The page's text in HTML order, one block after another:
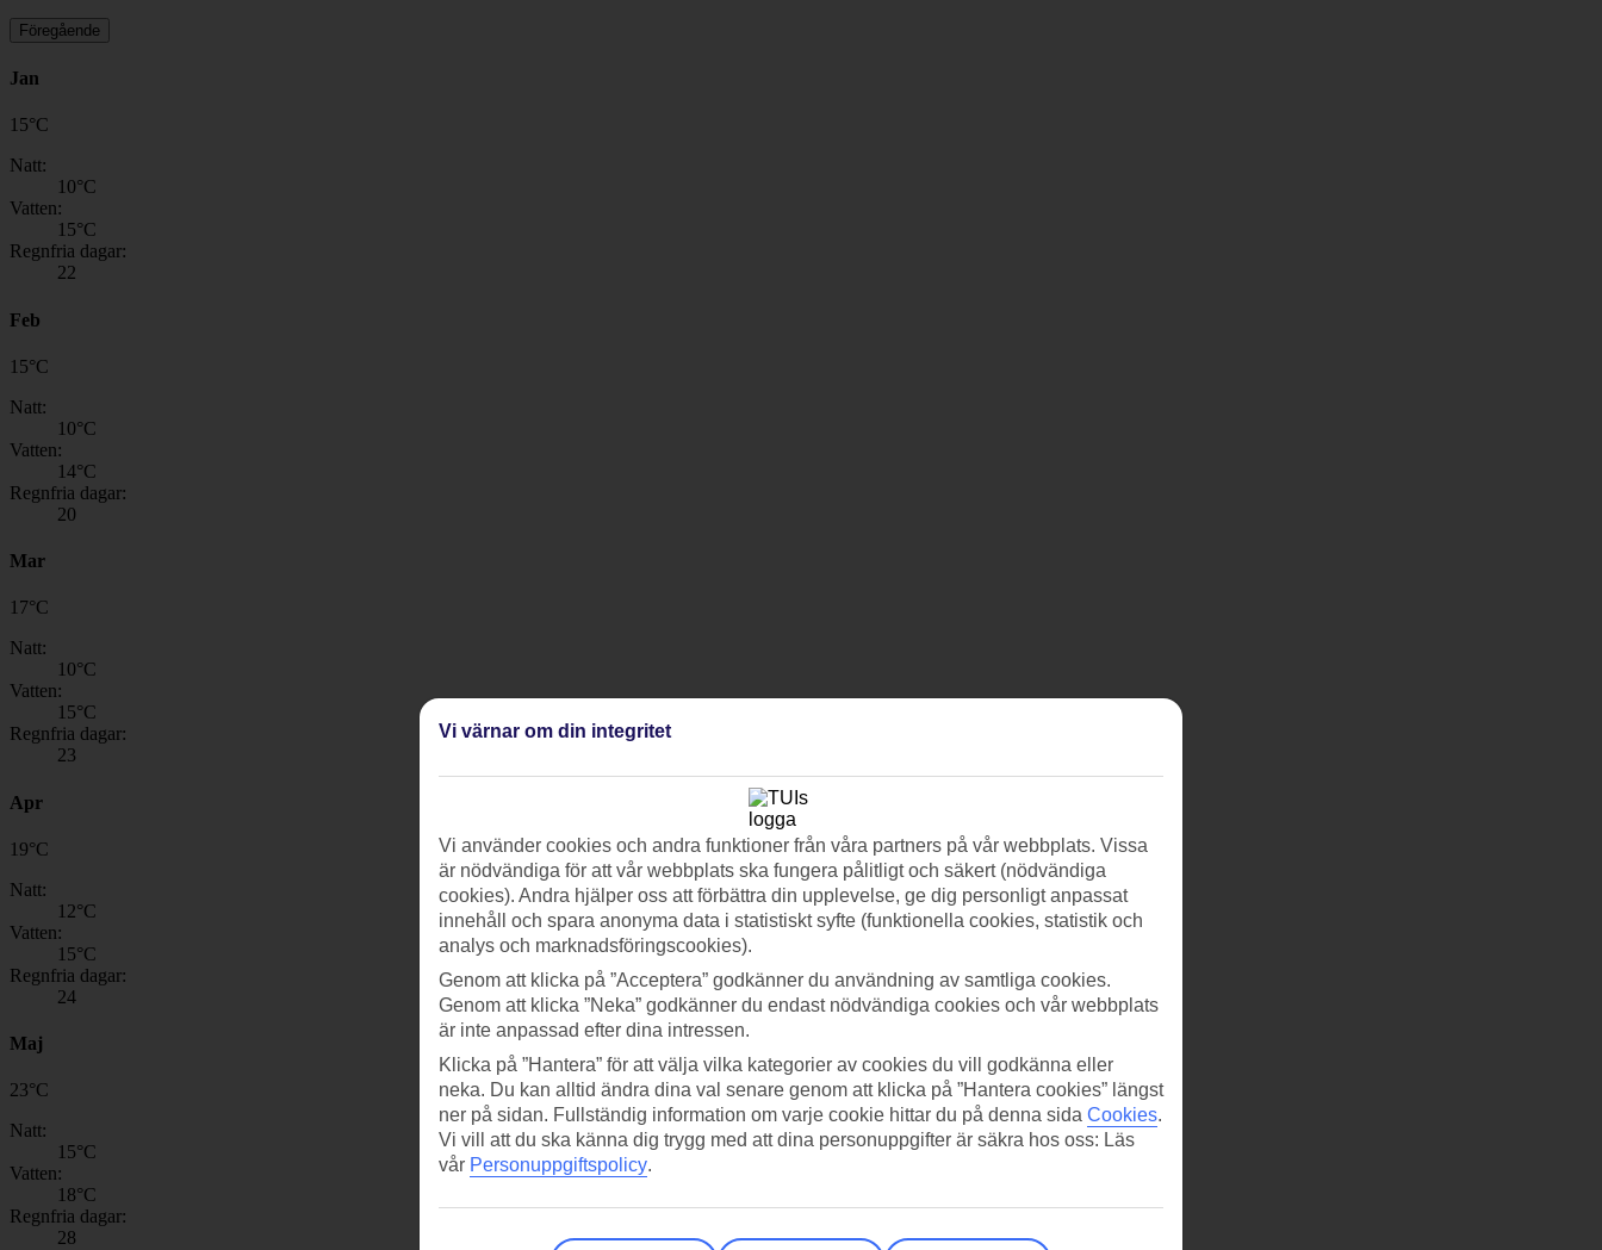
Föregående
Jan
15°C
Natt:
10°C
Vatten:
15°C
Regnfria dagar:
22
Feb
15°C
Natt:
10°C
Vatten:
14°C
Regnfria dagar:
20
Mar
17°C
Natt:
10°C
Vatten:
15°C
Regnfria dagar:
23
Apr
19°C
Natt:
12°C
Vatten:
15°C
Regnfria dagar:
24
Maj
23°C
Natt:
15°C
Vatten:
18°C
Regnfria dagar:
28
Vi värnar om din integritet
Vi använder cookies och andra funktioner från våra partners på vår webbplats. Vissa
är nödvändiga för att vår webbplats ska fungera pålitligt och säkert (nödvändiga
cookies). Andra hjälper oss att förbättra din upplevelse, ge dig personligt anpassat
innehåll och spara anonyma data i statistiskt syfte (funktionella cookies, statistik och
analys och marknadsföringscookies).
Genom att klicka på ”Acceptera” godkänner du användning av samtliga cookies.
Genom att klicka ”Neka” godkänner du endast nödvändiga cookies och vår webbplats
är inte anpassad efter dina intressen.
Klicka på ”Hantera” för att välja vilka kategorier av cookies du vill godkänna eller
neka. Du kan alltid ändra dina val senare genom att klicka på ”Hantera cookies” längst
ner på sidan. Fullständig information om varje cookie hittar du på denna sida Cookies.
Vi vill att du ska känna dig trygg med att dina personuppgifter är säkra hos oss: Läs
vår Personuppgiftspolicy.